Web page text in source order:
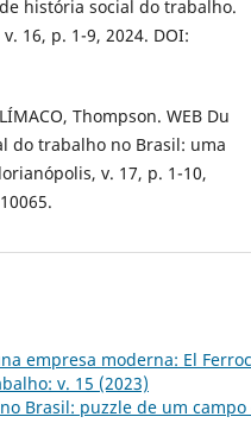
história social do trabalho.
16, p. 1-9, 2024. DOI:
Thompson. WEB Du
do trabalho no Brasil: uma
v. 17, p. 1-10,
empresa moderna: El
v. 15 (2023)
Brasil: puzzle de um